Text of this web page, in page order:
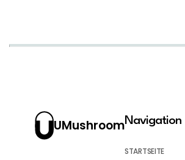
UMushroomNavigation
STARTSEITE